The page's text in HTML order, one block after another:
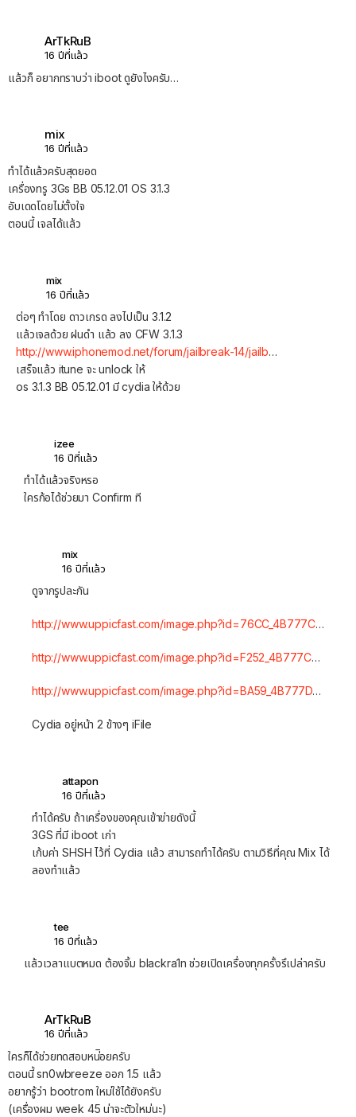
ArTkRuB
16 ปีที่แล้ว
แล้วก็ อยากทราบว่า iboot ดูยังไงครับ…
mix
16 ปีที่แล้ว
ทำได้แล้วครับสุดยอด
เครื่องทรู 3Gs BB 05.12.01 OS 3.1.3
อับเดดโดยไม่ตั้งใจ
ตอนนี้ เจลได้แล้ว
mix
16 ปีที่แล้ว
ต่อๆ ทำโดย ดาวเกรด ลงไปเป็น 3.1.2
แล้วเจลด้วย ฝนดำ แล้ว ลง CFW 3.1.3
http://www.iphonemod.net/forum/jailbreak-14/jailb…
เสร็จแล้ว itune จะ unlock ให้
os 3.1.3 BB 05.12.01 มี cydia ให้ด้วย
izee
16 ปีที่แล้ว
ทำได้แล้วจริงหรอ
ใครก้อได้ช่วยมา Confirm ที
mix
16 ปีที่แล้ว
ดูจากรูปละกัน
http://www.uppicfast.com/image.php?id=76CC_4B777C…
http://www.uppicfast.com/image.php?id=F252_4B777C…
http://www.uppicfast.com/image.php?id=BA59_4B777D…
Cydia อยู่หน้า 2 ข้างๆ iFile
attapon
16 ปีที่แล้ว
ทำได้ครับ ถ้าเครื่องของคุณเข้าข่ายดังนี้
3GS ที่มี iboot เก่า
เก้บค่า SHSH ไว้ที่ Cydia แล้ว สามารถทำได้ครับ ตามวิธีที่คุณ Mix ได้
ลองทำแล้ว
tee
16 ปีที่แล้ว
แล้วเวลาแบตหมด ต้องจิ้ม blackra1n ช่วยเปิดเครื่องทุกครั้งรึเปล่าครับ
ArTkRuB
16 ปีที่แล้ว
ใครก็ได้ช่วยทดสอบหน่ิอยครับ
ตอนนี้ sn0wbreeze ออก 1.5 แล้ว
อยากรู้ว่า bootrom ใหม่ใช้ได้ยังครับ
(เครื่องผม week 45 น่าจะตัวใหม่นะ)